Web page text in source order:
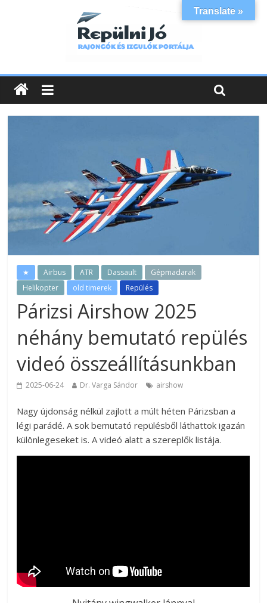
★ Airbus ATR Dassault
Gépmadarak
Helikopter
old timerek Repülés
Párizsi Airshow 2025
néhány bemutató repülés
videó összeállításunkban
2025-06-24 Dr. Varga Sándor airshow
Nagy újdonság nélkül zajlott a múlt héten Párizsban a
légi parádé. A sok bemutató repülésből láthattok igazán
különlegeseket is. A videó alatt a szereplők listája.
Translate »